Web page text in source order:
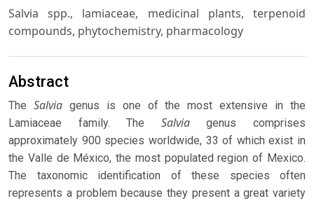
Salvia spp., lamiaceae, medicinal plants, terpenoid
compounds, phytochemistry, pharmacology
Abstract
The Salvia genus is one of the most extensive in the
Lamiaceae family. The
Salviagenus comprises
approximately 900 species worldwide, 33 of which exist in
the Valle de México, the most populated region of Mexico.
The taxonomic identification of these species often
represents a problem because they present a great variety